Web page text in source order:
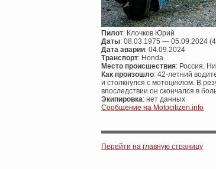
Пилот: Клочков Юрий
Даты: 08.03.1975 — 05.09.2024
Дата аварии: 04.09.2024
Транспорт: Honda
Место происшествия: Россия,
Как произошло: 42-летний
и столкнулся с мотоциклом. В
впоследствии он скончался в
Экипировка: нет данных.
Сообщение на Motocitizen.info
Post navigation
Перейти на главную страницу